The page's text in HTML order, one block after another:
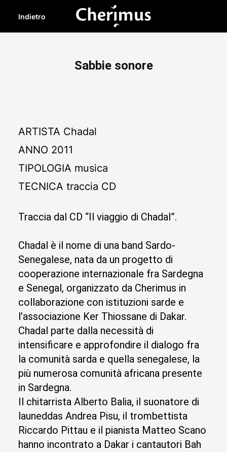
Indietro
Sabbie sonore
ARTISTA Chadal
ANNO 2011
TIPOLOGIA musica
TECNICA traccia CD
Traccia dal CD “Il viaggio di Chadal”.
Chadal è il nome di una band Sardo-
Senegalese, nata da un progetto di
cooperazione internazionale fra Sardegna
e Senegal, organizzato da Cherimus in
collaborazione con istituzioni sarde e
l’associazione Ker Thiossane di Dakar.
Chadal parte dalla necessità di
intensificare e approfondire il dialogo fra
la comunità sarda e quella senegalese, la
più numerosa comunità africana presente
in Sardegna.
Il chitarrista Alberto Balia, il suonatore di
launeddas Andrea Pisu, il trombettista
Riccardo Pittau e il pianista Matteo Scano
hanno incontrato a Dakar i cantautori Bah